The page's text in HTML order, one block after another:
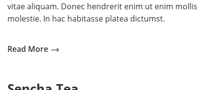
vitae aliquam. Donec hendrerit enim ut enim mollis
molestie. In hac habitasse platea dictumst.
Read More